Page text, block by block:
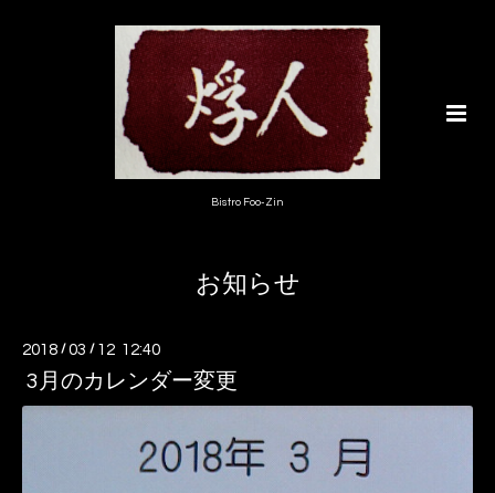
Bistro Foo-Zin
お知らせ
2018 /03 / 12 12:40
3月のカレンダー変更